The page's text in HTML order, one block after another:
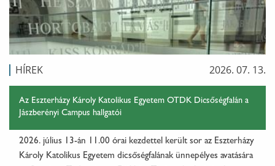
HÍREK 2026. 07. 13.
Az Eszterházy Károly Katolikus Egyetem OTDK Dicsőségfalán a
Jászberényi Campus hallgatói
2026. július 13-án 11.00 órai kezdettel került sor az Eszterházy
Károly Katolikus Egyetem dicsőségfalának ünnepélyes avatására